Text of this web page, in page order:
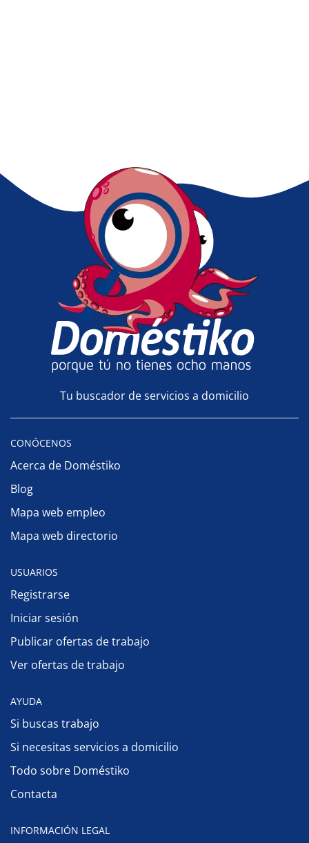
Tu buscador de servicios a domicilio
CONÓCENOS
Acerca de Doméstiko
Blog
Mapa web empleo
Mapa web directorio
USUARIOS
Registrarse
Iniciar sesión
Publicar ofertas de trabajo
Ver ofertas de trabajo
AYUDA
Si buscas trabajo
Si necesitas servicios a domicilio
Todo sobre Doméstiko
Contacta
INFORMACIÓN LEGAL